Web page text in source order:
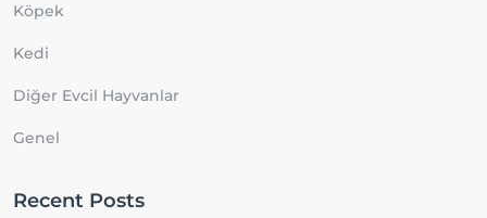
Köpek
Kedi
Diğer Evcil Hayvanlar
Genel
Recent Posts